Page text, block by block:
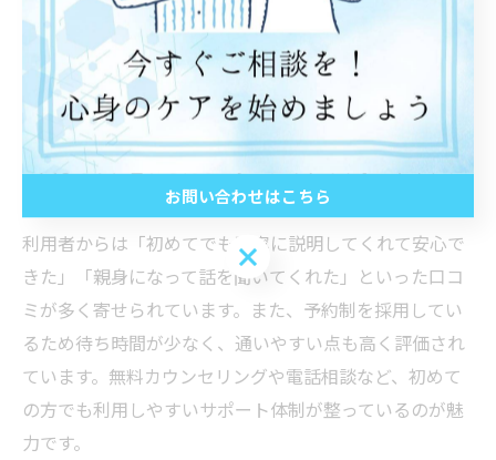
茨城カウンセリングセンターは、水戸市常磐町エリアで
多くの方に選ばれている相談先の一つです。評判が高い
理由として、専門性の高いカウンセラーが在籍し、幅広
い悩みに対応している点が挙げられます。特に、相談者
一人ひとりに合わせたオーダーメイドのサポートや、プ
ライバシーを重視した対応が好評です。
利用者からは「初めてでも丁寧に説明してくれて安心で
きた」「親身になって話を聞いてくれた」といった口コ
ミが多く寄せられています。また、予約制を採用してい
るため待ち時間が少なく、通いやすい点も高く評価され
ています。無料カウンセリングや電話相談など、初めて
の方でも利用しやすいサポート体制が整っているのが魅
力です。
お問い合わせはこちら
お問い合わせはこちら